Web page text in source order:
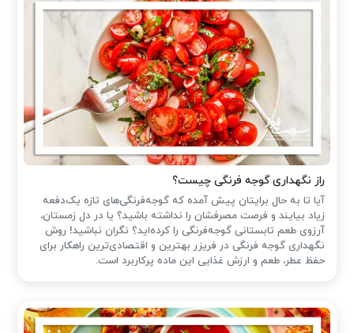
راز نگهداری گوجه فرنگی چیست؟
آیا تا به حال برایتان پیش آمده که گوجه‌فرنگی‌های تازه یک‌دفعه
زیاد بیایند و فرصت مصرفشان را نداشته باشید؟ یا در دل زمستان،
آرزوی طعم تابستانی گوجه‌فرنگی را کرده‌اید؟ نگران نباشید! روش
نگهداری گوجه فرنگی در فریزر بهترین و اقتصادی‌ترین راهکار برای
حفظ عطر، طعم و ارزش غذایی این ماده پرکاربرد است.